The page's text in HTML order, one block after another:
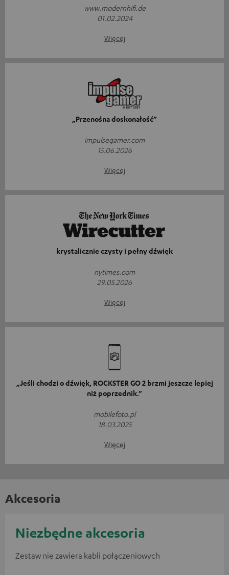
www.modernhifi.de
01.02.2024
Więcej
„Przenośna doskonałość”
impulsegamer.com
15.06.2026
Więcej
krystalicznie czysty i pełny dźwięk
nytimes.com
29.05.2026
Więcej
„Jeśli chodzi o dźwięk, ROCKSTER GO 2 brzmi jeszcze lepiej
niż poprzednik.”
mobilefoto.pl
18.03.2025
Więcej
Akcesoria
Niezbędne akcesoria
Zestaw nie zawiera kabli połączeniowych